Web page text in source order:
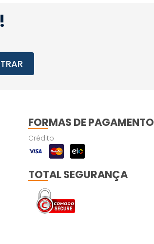
FORMAS DE PAGAMENTO
Crédito
TOTAL SEGURANÇA